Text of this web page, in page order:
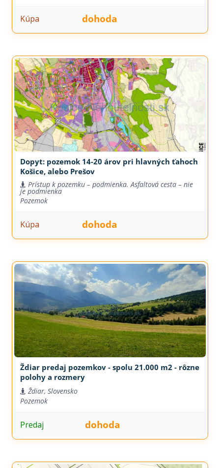
Kúpa dohoda
Dopyt: pozemok 14-20 árov pri hlavných ťahoch
Košice, alebo Prešov
Prístup k pozemku – podmienka. Asfaltová cesta – nie
je podmienka
Pozemok
Kúpa dohoda
Ždiar predaj pozemkov - spolu 21.000 m2 - rôzne
polohy a rozmery
Ždiar, Slovensko
Pozemok
Predaj dohoda